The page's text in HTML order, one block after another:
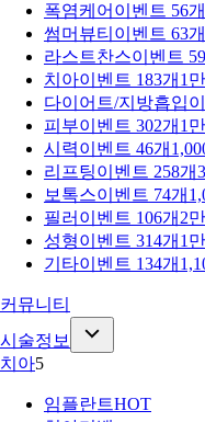
폭염케어 이벤트 56개
썸머뷰티 이벤트 63개
라스트찬스이벤트
치아이벤트 183개 1
다이어트/지방흡입
피부이벤트 302개 1
시력이벤트 46개
리프팅이벤트 258개
보톡스이벤트 74개
필러 이벤트 106개 2
성형이벤트 314개 1
기타이벤트 134개
커뮤니티
시술정보
치아5
임플란트HOT